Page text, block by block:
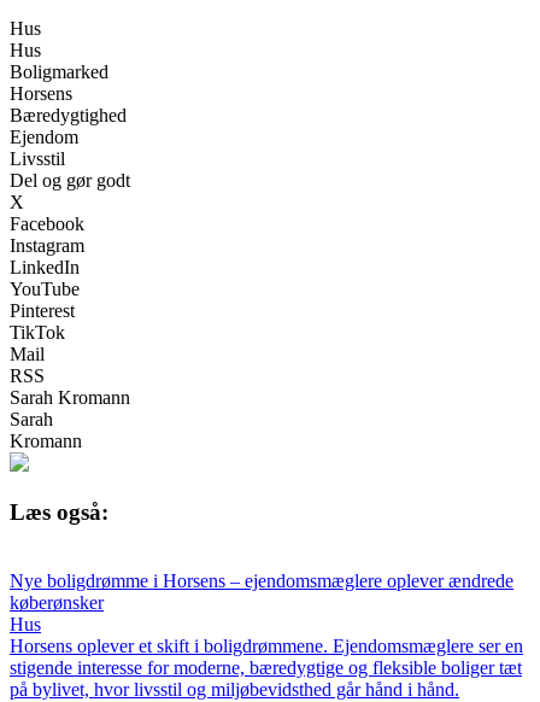
Hus
Hus
Boligmarked
Horsens
Bæredygtighed
Ejendom
Livsstil
Del og gør godt
X
Facebook
Instagram
LinkedIn
YouTube
Pinterest
TikTok
Mail
RSS
Sarah Kromann
Sarah
Kromann
Læs også:
Nye boligdrømme i Horsens – ejendomsmæglere oplever ændrede
køberønsker
Hus
Horsens oplever et skift i boligdrømmene. Ejendomsmæglere ser en
stigende interesse for moderne, bæredygtige og fleksible boliger tæt
på bylivet, hvor livsstil og miljøbevidsthed går hånd i hånd.